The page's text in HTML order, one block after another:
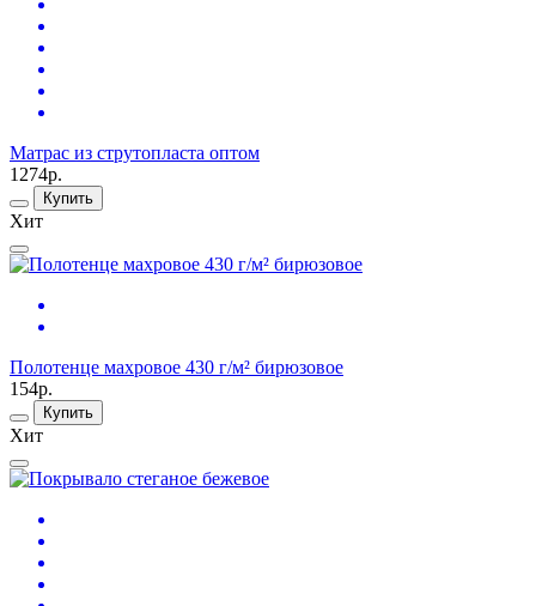
Матрас из струтопласта оптом
1274р.
Купить
Хит
Полотенце махровое 430 г/м² бирюзовое
154р.
Купить
Хит